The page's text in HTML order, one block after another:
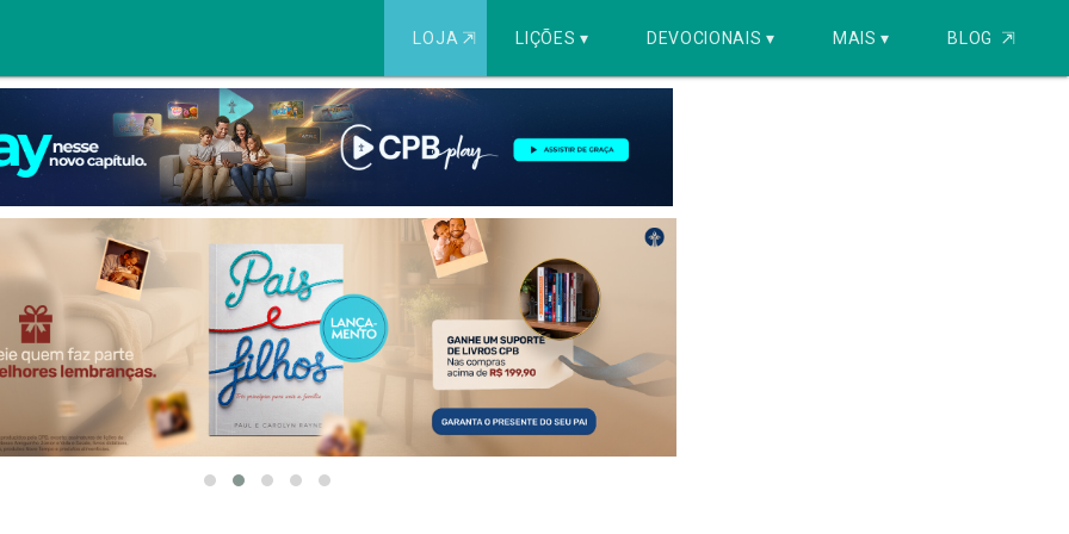
LOJA ⇱ LIÇÕES ▾ DEVOCIONAIS ▾ MAIS ▾ BLOG ⇱